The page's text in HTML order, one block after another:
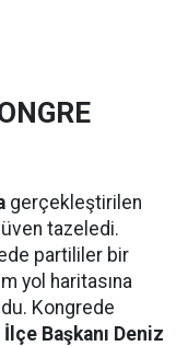
gerçekleştirilen
tazeledi.
partililer bir
yol haritasına
Kongrede
İlçe Başkanı Deniz